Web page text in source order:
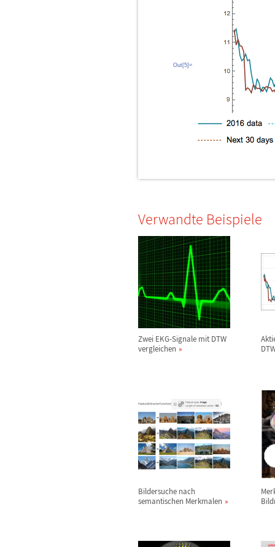
Out[5]=
Verwandte Beispiele
Zwei EKG-Signale mit DTW
vergleichen
Bildersuche nach
semantischen Merkmalen